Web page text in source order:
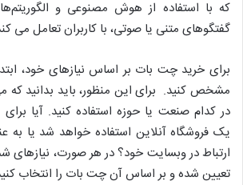
که با استفاده از هوش مصنوعی و
گفتگوهای متنی یا صوتی، با کاربران تعامل می
برای خرید چت بات بر اساس نیازهای خود،
مشخص کنید. برای این منظور، باید بدانید
در کدام صنعت یا حوزه استفاده کنید. آیا
یک فروشگاه آنلاین استفاده خواهد شد یا به
ارتباط در وبسایت خود؟ در هر صورت، نیازهای
تعیین شده و بر اساس آن چت بات را انتخاب